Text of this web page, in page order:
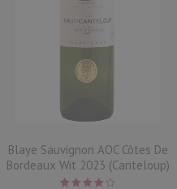
Blaye Sauvignon AOC Côtes De
Bordeaux Wit 2023 (Canteloup)